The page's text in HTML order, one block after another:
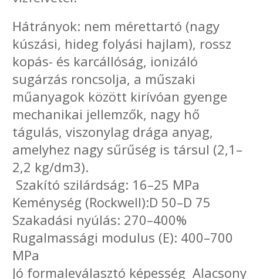
Hátrányok: nem mérettartó (nagy
kúszási, hideg folyási hajlam), rossz
kopás- és karcállóság, ionizáló
sugárzás roncsolja, a műszaki
műanyagok között kirívóan gyenge
mechanikai jellemzők, nagy hő
tágulás, viszonylag drága anyag,
amelyhez nagy sűrűség is társul (2,1–
2,2 kg/dm3).
Szakító szilárdság: 16–25 MPa
Keménység (Rockwell):D 50–D 75
Szakadási nyúlás: 270–400%
Rugalmassági modulus (E): 400–700
MPa
Jó formaleválasztó képesség Alacsony